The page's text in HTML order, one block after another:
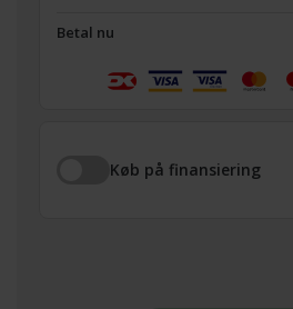
Betal nu
Køb på finansiering